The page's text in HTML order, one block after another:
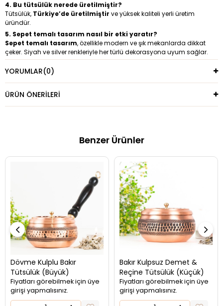
4. Bu tütsülük nerede üretilmiştir?
Tütsülük, Türkiye’de üretilmiştir ve yüksek kaliteli yerli üretim
üründür.
5. Sepet temalı tasarım nasıl bir etki yaratır?
Sepet temalı tasarım, özellikle modern ve şık mekanlarda dikkat
çeker. Siyah ve silver renkleriyle her türlü dekorasyona uyum sağlar.
YORUMLAR(0)
ÜRÜN ÖNERILERI
Benzer Ürünler
Dövme Kulplu Bakır
Tütsülük (Büyük)
Fiyatları görebilmek için üye
girişi yapmalısınız.
Bakır Kulpsuz Demet &
Reçine Tütsülük (Küçük)
Fiyatları görebilmek için üye
girişi yapmalısınız.